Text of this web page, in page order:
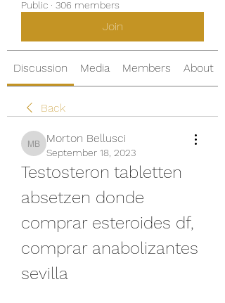
Public · 306 members
Join
Discussion Media Members About
Back
Morton Bellusci
Morton Bellusci
September 18, 2023
Testosteron tabletten
absetzen donde
comprar esteroides df,
comprar anabolizantes
sevilla